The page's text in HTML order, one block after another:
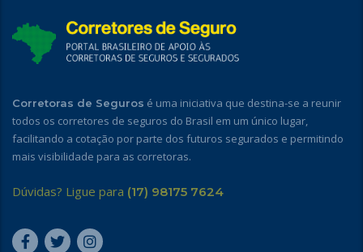
Corretoras de Seguros é uma iniciativa que destina-se a reunir
todos os corretores de seguros do Brasil em um único lugar,
facilitando a cotação por parte dos futuros segurados e permitindo
mais visibilidade para as corretoras.
Dúvidas? Ligue para (17) 98175 7624